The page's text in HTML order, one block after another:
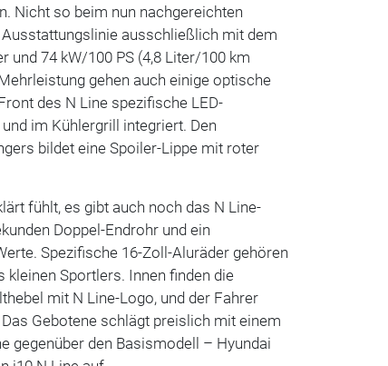
Nicht so beim nun nachgereichten
Ausstattungslinie ausschließlich mit dem
und 74 kW/100 PS (4,8 Liter/100 km
gehen auch einige optische
des N Line spezifische LED-
im Kühlergrill integriert. Den
bildet eine Spoiler-Lippe mit roter
fühlt, es gibt auch noch das N Line-
Doppel-Endrohr und ein
Spezifische 16-Zoll-Aluräder gehören
Sportlers. Innen finden die
mit N Line-Logo, und der Fahrer
Gebotene schlägt preislich mit einem
gegenüber den Basismodell – Hyundai